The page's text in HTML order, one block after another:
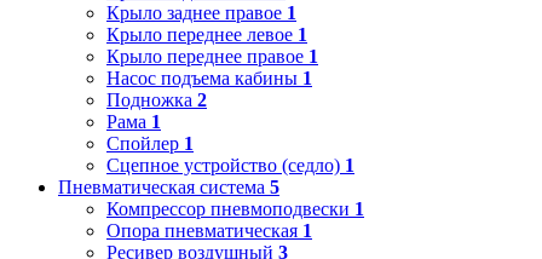
Крыло заднее правое 1
Крыло переднее левое 1
Крыло переднее правое 1
Насос подъема кабины 1
Подножка 2
Рама 1
Спойлер 1
Сцепное устройство (седло) 1
Пневматическая система 5
Компрессор пневмоподвески 1
Опора пневматическая 1
Ресивер воздушный 3